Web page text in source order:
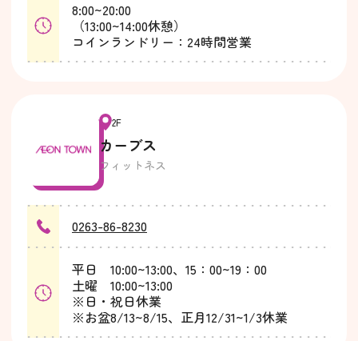
8:00~20:00
（13:00~14:00休憩）
コインランドリー：24時間営業
2F
カーブス
フィットネス
0263-86-8230
平日 10:00~13:00、15：00~19：00
土曜 10:00~13:00
※日・祝日休業
※お盆8/13~8/15、正月12/31~1/3休業